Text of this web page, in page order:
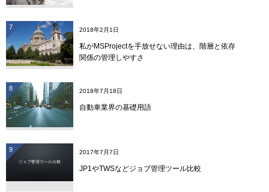
7 2018年2月1日
私がMSProjectを手放せない理由は、階層と依存
関係の管理しやすさ
8 2018年7月18日
自動車業界の基礎用語
9 2017年7月7日
JP1やTWSなどジョブ管理ツール比較